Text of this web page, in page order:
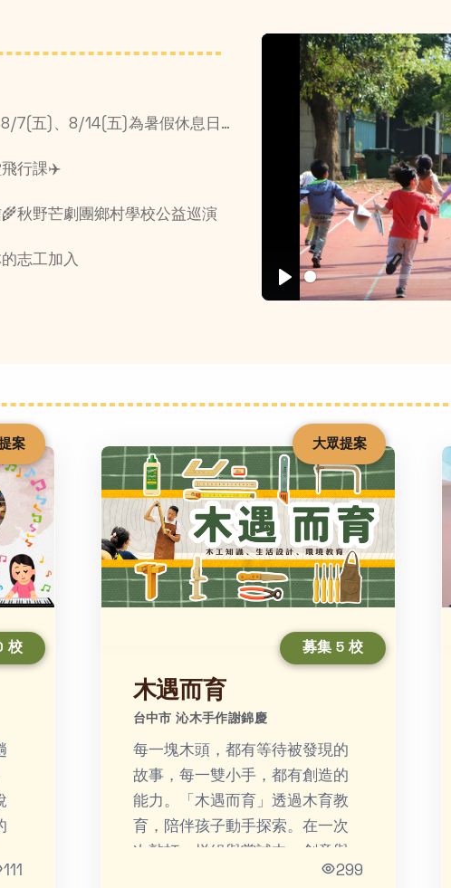
配合政大暑休安排，7/24(五)、8/7(五)、8/14(五)為暑假休息日☀️
飛行課✈️
秋野芒劇團鄉村學校公益巡演
志工加入
Play
案
校
111
大眾提案
募集 5 校
木遇而育
台中市 沁木手作謝錦慶
每一塊木頭，都有等待被發現的
故事，每一雙小手，都有創造的
能力。「木遇而育」透過木育教
育，陪伴孩子動手探索。在一次
專注逐漸萌芽，對自然與永續的299